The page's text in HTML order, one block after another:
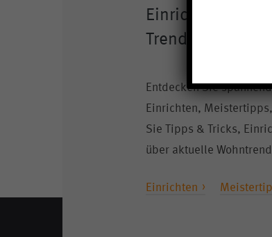
Trends und
Entdecken Sie
Einrichten,
Sie Tipps & Tricks,
über aktuelle
Einrichten